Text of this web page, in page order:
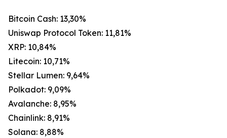
Bitcoin Cash: 13,30%
Uniswap Protocol Token: 11,81%
XRP: 10,84%
Litecoin: 10,71%
Stellar Lumen: 9,64%
Polkadot: 9,09%
Avalanche: 8,95%
Chainlink: 8,91%
Solana: 8,88%